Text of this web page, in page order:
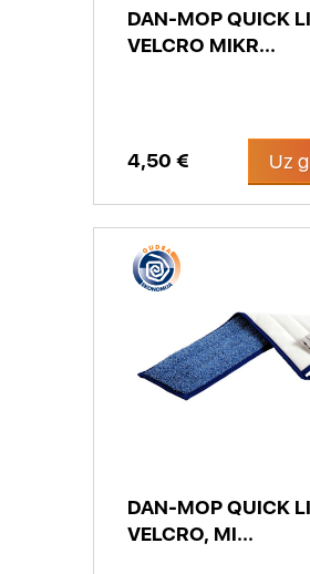
DAN-MOP QUICK
VELCRO MIKR...
4,50 € Uz
DAN-MOP QUICK
VELCRO, MI...